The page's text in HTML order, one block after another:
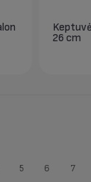
26 cm
5 6 7